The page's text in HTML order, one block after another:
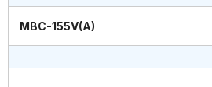
MBC-155V(A)